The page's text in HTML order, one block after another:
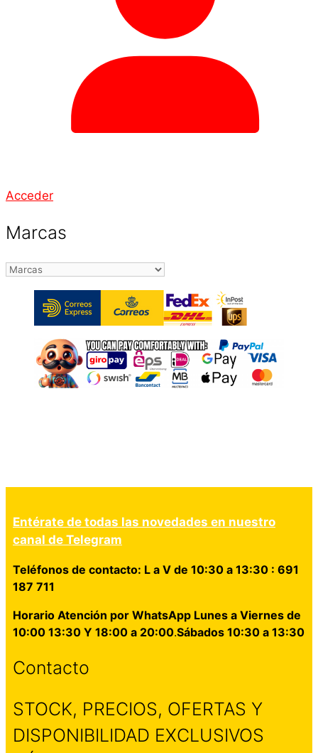
Acceder
Marcas
Entérate de todas las novedades en nuestro
canal de Telegram
Teléfonos de contacto: L a V de 10:30 a 13:30 : 691
187 711
Horario Atención por WhatsApp Lunes a Viernes de
10:00 13:30 Y 18:00 a 20:00.Sábados 10:30 a 13:30
Contacto
STOCK, PRECIOS, OFERTAS Y
DISPONIBILIDAD EXCLUSIVOS